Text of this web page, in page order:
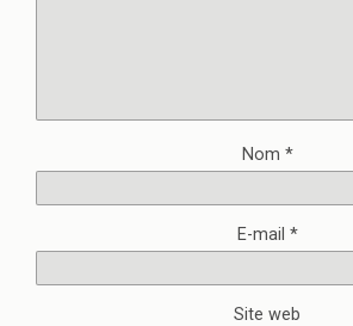
Nom *
E-mail *
Site web